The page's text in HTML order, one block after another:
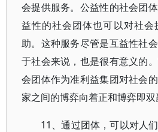
会提供服务。公益性的社会团
益性的社会团体也可以对社
助。这种服务尽管是互益性社
于社会来说，也是很有意义的
会团体作为准利益集团对社会
家之间的博弈向着正和博弈即双
11、通过团体，可以对人